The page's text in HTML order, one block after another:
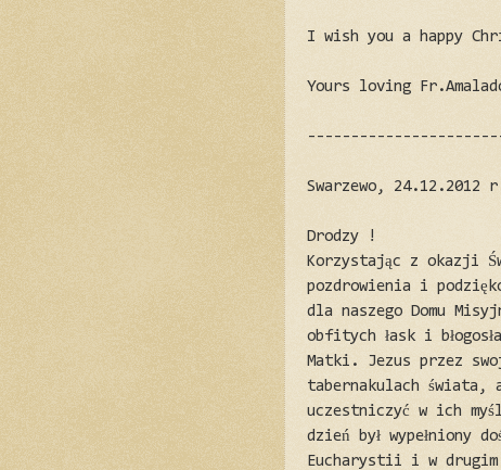
I wish you a happy
Yours loving
Swarzewo, 24.12.2012
Drodzy !
Korzystając z okazji
pozdrowienia i
dla naszego Domu
obfitych łask i
Matki. Jezus przez
tabernakulach świata,
uczestniczyć w ich
dzień był wypełniony
Eucharystii i w drugim